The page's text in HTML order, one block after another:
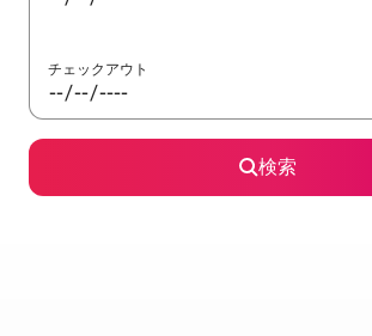
チェックアウト
検索